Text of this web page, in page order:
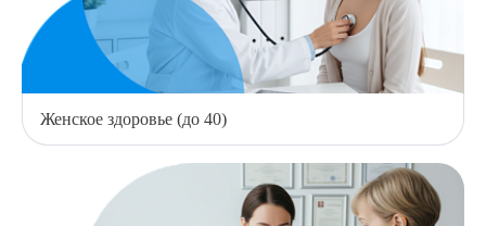
Женское здоровье (до 40)
ОТПРАВИТЬ
Я даю согласие на обработку персональных данных